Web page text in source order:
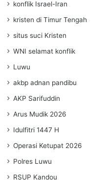
konflik Israel-Iran
kristen di Timur Tengah
situs suci Kristen
WNI selamat konflik
Luwu
akbp adnan pandibu
AKP Sarifuddin
Arus Mudik 2026
Idulfitri 1447 H
Operasi Ketupat 2026
Polres Luwu
RSUP Kandou